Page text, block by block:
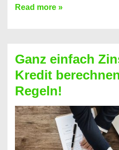
Einen
bekommen?
So
ist
es
möglich!
Read more »
Ganz einfach
Kredit
Regeln!